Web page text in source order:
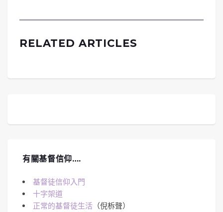
RELATED ARTICLES
有關基督信仰….
基督徒信仰入門
十字架道
正常的基督徒生活 （倪柝聲）